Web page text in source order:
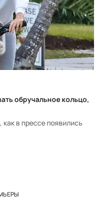
обручальное кольцо,
в прессе появились